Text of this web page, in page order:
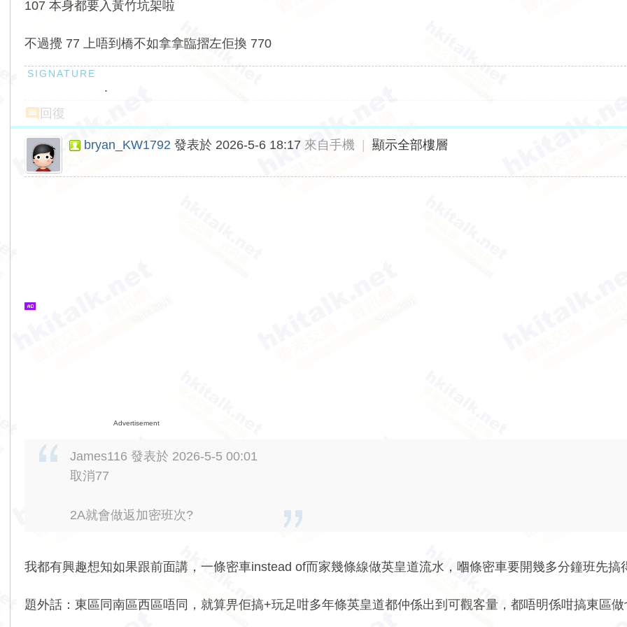
107 本身都要入黃竹坑架啦
不過攪 77 上唔到橋不如拿拿臨摺左佢換 770
.
回復
bryan_KW1792 發表於 2026-5-6 18:17 來自手機 顯示全部樓層
Advertisement
James116 發表於 2026-5-5 00:01
取消77
2A就會做返加密班次?
我都有興趣想知如果跟前面講，一條密車instead of而家幾條線做英皇道流水，嗰條密車要開幾多分鐘班先搞
題外話：東區同南區西區唔同，就算畀佢搞+玩足咁多年條英皇道都仲係出到可觀客量，都唔明係咁搞東區做